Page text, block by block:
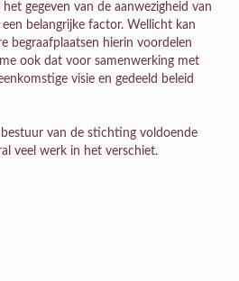
gegeven van de aanwezigheid van
belangrijke factor. Wellicht kan
begraafplaatsen hierin voordelen
ook dat voor samenwerking met
visie en gedeeld beleid
van de stichting voldoende
veel werk in het verschiet.